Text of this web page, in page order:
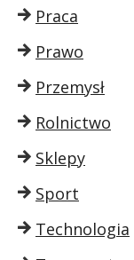
Praca
Prawo
Przemysł
Rolnictwo
Sklepy
Sport
Technologia